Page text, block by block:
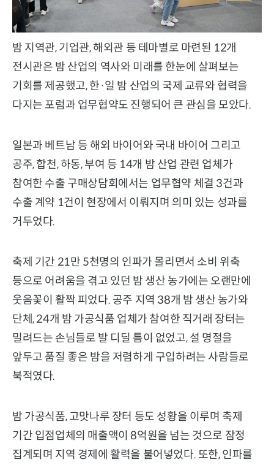
밤 지역관, 기업관, 해외관 등 테마별로 마련된 12개
전시관은 밤 산업의 역사와 미래를 한눈에 살펴보는
기회를 제공했고, 한·일 밤 산업의 국제 교류와 협력을
다지는 포럼과 업무협약도 진행되어 큰 관심을 모았다.
일본과 베트남 등 해외 바이어와 국내 바이어 그리고
공주, 합천, 하동, 부여 등 14개 밤 산업 관련 업체가
참여한 수출 구매상담회에서는 업무협약 체결 3건과
수출 계약 1건이 현장에서 이뤄지며 의미 있는 성과를
거두었다.
축제 기간 21만 5천명의 인파가 몰리면서 소비 위축
등으로 어려움을 겪고 있던 밤 생산 농가에는 오랜만에
웃음꽃이 활짝 피었다. 공주 지역 38개 밤 생산 농가와
단체, 24개 밤 가공식품 업체가 참여한 직거래 장터는
밀려드는 손님들로 발 디딜 틈이 없었고, 설 명절을
앞두고 품질 좋은 밤을 저렴하게 구입하려는 사람들로
북적였다.
밤 가공식품, 고맛나루 장터 등도 성황을 이루며 축제
기간 입점업체의 매출액이 8억원을 넘는 것으로 잠정
집계되며 지역 경제에 활력을 불어넣었다. 또한, 인파를